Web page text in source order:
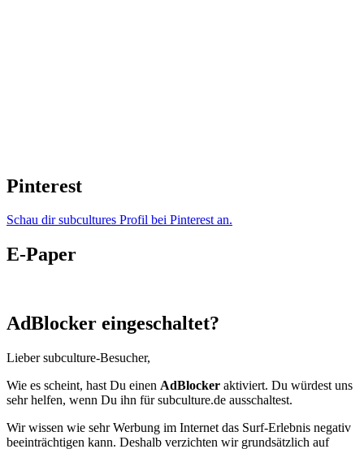
Pinterest
Schau dir subcultures Profil bei Pinterest an.
E-Paper
AdBlocker eingeschaltet?
Lieber subculture-Besucher,
Wie es scheint, hast Du einen AdBlocker aktiviert. Du würdest uns
sehr helfen, wenn Du ihn für subculture.de ausschaltest.
Wir wissen wie sehr Werbung im Internet das Surf-Erlebnis negativ
beeinträchtigen kann. Deshalb verzichten wir grundsätzlich auf